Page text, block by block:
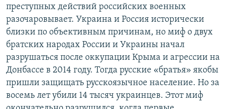
преступных действий российских военных
разочаровывает. Украина и Россия исторически
близки по объективным причинам, но миф о двух
братских народах России и Украины начал
разрушаться после оккупации Крыма и агрессии на
Донбассе в 2014 году. Тогда русские «братья» якобы
пришли защищать русскоязычное население. Но за
восемь лет убили 14 тысяч украинцев. Этот миф